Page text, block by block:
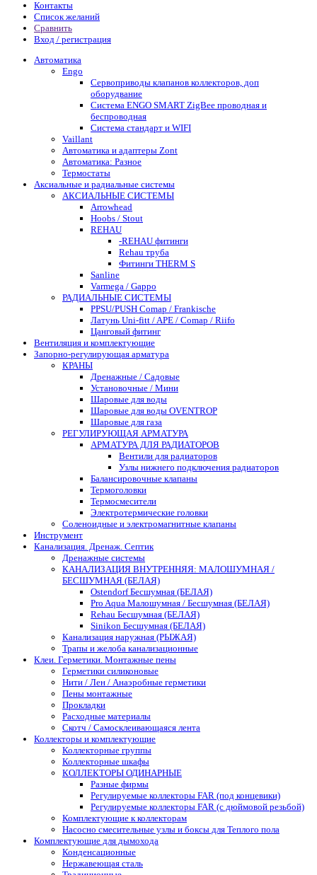
Контакты
Список желаний
Сравнить
Вход / регистрация
Автоматика
Engo
Сервоприводы клапанов коллекторов, доп
оборудвание
Система ENGO SMART ZigBee проводная и
беспроводная
Система стандарт и WIFI
Vaillant
Автоматика и адаптеры Zont
Автоматика: Разное
Термостаты
Аксиальные и радиальные системы
АКСИАЛЬНЫЕ СИСТЕМЫ
Arrowhead
Hoobs / Stout
REHAU
-REHAU фитинги
Rehau труба
Фитинги THERM S
Sanline
Varmega / Gappo
РАДИАЛЬНЫЕ СИСТЕМЫ
PPSU/PUSH Comap / Frankische
Латунь Uni-fitt / APE / Comap / Riifo
Цанговый фитинг
Вентиляция и комплектующие
Запорно-регулирующая арматура
КРАНЫ
Дренажные / Садовые
Установочные / Мини
Шаровые для воды
Шаровые для воды OVENTROP
Шаровые для газа
РЕГУЛИРУЮЩАЯ АРМАТУРА
АРМАТУРА ДЛЯ РАДИАТОРОВ
Вентили для радиаторов
Узлы нижнего подключения радиаторов
Балансировочные клапаны
Термоголовки
Термосмесители
Электротермические головки
Соленоидные и электромагнитные клапаны
Инструмент
Канализация. Дренаж. Септик
Дренажные системы
КАНАЛИЗАЦИЯ ВНУТРЕННЯЯ: МАЛОШУМНАЯ /
БЕСШУМНАЯ (БЕЛАЯ)
Ostendorf Бесшумная (БЕЛАЯ)
Pro Aqua Малошумная / Бесшумная (БЕЛАЯ)
Rehau Бесшумная (БЕЛАЯ)
Sinikon Бесшумная (БЕЛАЯ)
Канализация наружная (РЫЖАЯ)
Трапы и желоба канализационные
Клеи. Герметики. Монтажные пены
Герметики силиконовые
Нити / Лен / Анаэробные герметики
Пены монтажные
Прокладки
Расходные материалы
Скотч / Самосклеивающаяся лента
Коллекторы и комплектующие
Коллекторные группы
Коллекторные шкафы
КОЛЛЕКТОРЫ ОДИНАРНЫЕ
Разные фирмы
Регулируемые коллекторы FAR (под концевики)
Регулируемые коллекторы FAR (с дюймовой резьбой)
Комплектующие к коллекторам
Насосно смесительные узлы и боксы для Теплого пола
Комплектующие для дымохода
Конденсационные
Нержавеющая сталь